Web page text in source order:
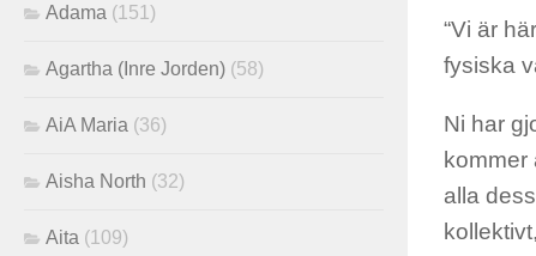
“Vi är
fysiska
Ni har
kommer
alla
Adama (151)
Agartha (Inre Jorden) (58)
AiA Maria (36)
Aisha North (32)
Aita (109)